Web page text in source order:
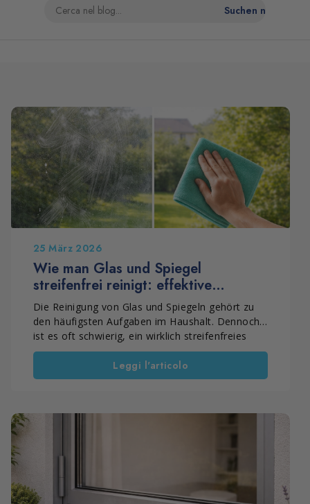
25 März 2026
Wie man Glas und Spiegel
streifenfrei reinigt: effektive
Methode für perfekte Oberflächen
Die Reinigung von Glas und Spiegeln gehört zu
den häufigsten Aufgaben im Haushalt. Dennoch
ist es oft schwierig, ein wirklich streifenfreies
Ergebnis zu erzielen. Das eigentliche Problem ist
nicht das Entfernen von Schmutz, sondern das
Vermeiden von Streifen, Schlieren und
streifenfreien Reinigungsmethode und einer
klaren Routine bleiben Glas, Spiegel und
Gleichzeitig reduziert sich der
Reinigungsaufwand.
Leggi l'articolo